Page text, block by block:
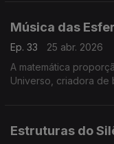
Música das
Ep. 33
25 abr. 2026
A matemática
Universo, criadora de
Estruturas do